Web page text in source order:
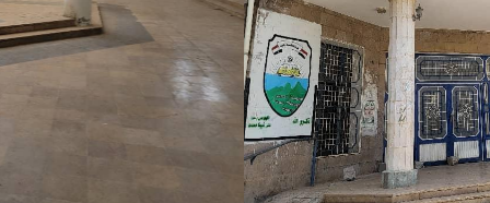
الكليات والمراكز
النيابات والعمادات
البحث العلمي